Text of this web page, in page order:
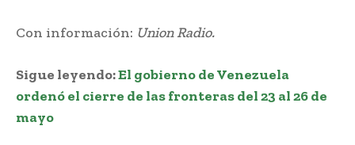
Con información: Union Radio.
Sigue leyendo:El gobierno de Venezuela
ordenó el cierre de las fronteras del 23 al 26 de
mayo